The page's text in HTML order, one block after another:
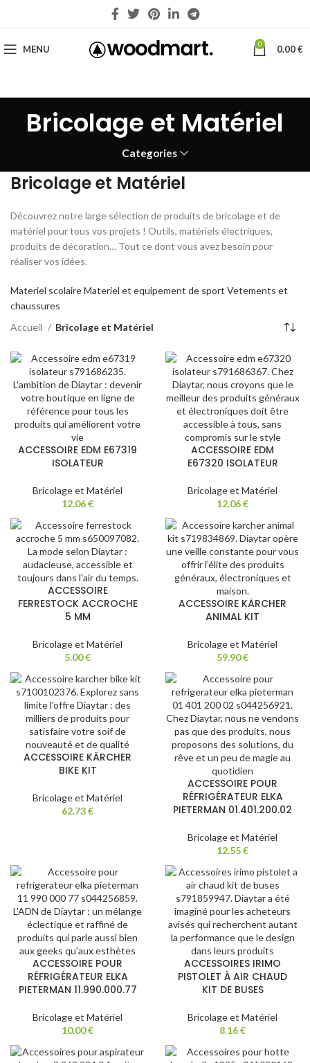
MENU 0 0.00€
Bricolage et Matériel
Categories
Bricolage et Matériel
Découvrez notre large sélection de produits de bricolage et de
matériel pour tous vos projets ! Outils, matériels électriques,
produits de décoration… Tout ce dont vous avez besoin pour
réaliser vos idées.
Materiel scolaireMateriel et equipement de sport Vetements et
chaussures
Accueil
Bricolage et Matériel
ACCESSOIRE EDM E67319
ISOLATEUR
Bricolage et Matériel
12.06€
ACCESSOIRE EDM
E67320 ISOLATEUR
Bricolage et Matériel
12.06€
ACCESSOIRE
FERRESTOCK ACCROCHE
5 MM
Bricolage et Matériel
5.00€
ACCESSOIRE KÄRCHER
ANIMAL KIT
Bricolage et Matériel
59.90€
ACCESSOIRE KÄRCHER
BIKE KIT
Bricolage et Matériel
62.73€
ACCESSOIRE POUR
RÉFRIGÉRATEUR ELKA
PIETERMAN 01.401.200.02
Bricolage et Matériel
12.55€
ACCESSOIRE POUR
RÉFRIGÉRATEUR ELKA
PIETERMAN 11.990.000.77
Bricolage et Matériel
10.00€
ACCESSOIRES IRIMO
PISTOLET À AIR CHAUD
KIT DE BUSES
Bricolage et Matériel
8.16€